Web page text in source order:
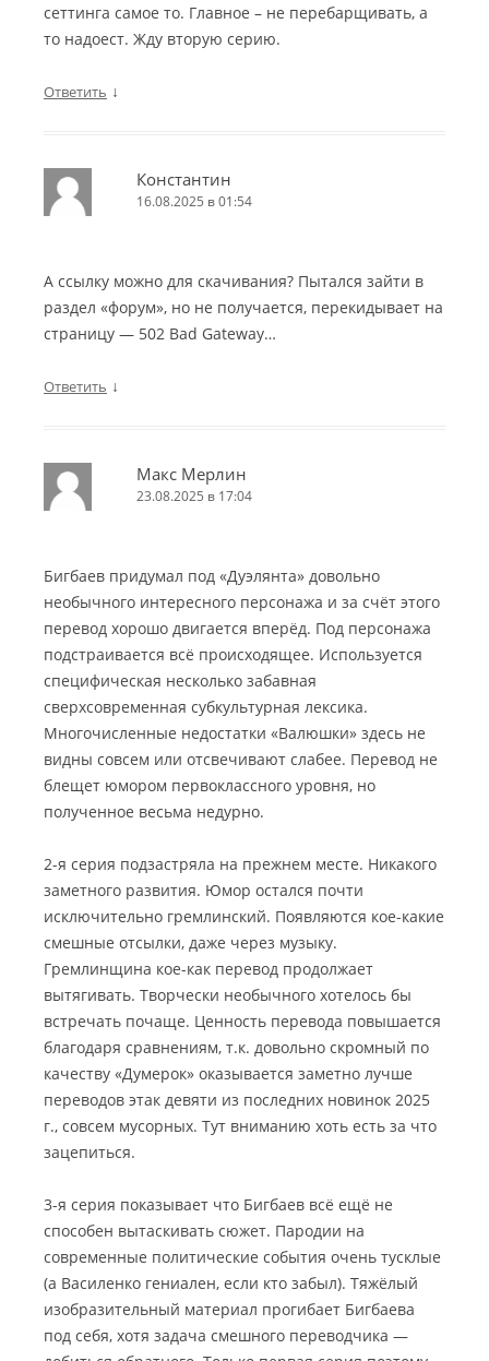
сеттинга самое то. Главное – не перебарщивать, а
то надоест. Жду вторую серию.
Ответить ↓
Константин
16.08.2025 в 01:54
А ссылку можно для скачивания? Пытался зайти в
раздел «форум», но не получается, перекидывает на
страницу — 502 Bad Gateway…
Ответить ↓
Макс Мерлин
23.08.2025 в 17:04
Бигбаев придумал под «Дуэлянта» довольно
необычного интересного персонажа и за счёт этого
перевод хорошо двигается вперёд. Под персонажа
подстраивается всё происходящее. Используется
специфическая несколько забавная
сверхсовременная субкультурная лексика.
Многочисленные недостатки «Валюшки» здесь не
видны совсем или отсвечивают слабее. Перевод не
блещет юмором первоклассного уровня, но
полученное весьма недурно.
2-я серия подзастряла на прежнем месте. Никакого
заметного развития. Юмор остался почти
исключительно гремлинский. Появляются кое-какие
смешные отсылки, даже через музыку.
Гремлинщина кое-как перевод продолжает
вытягивать. Творчески необычного хотелось бы
встречать почаще. Ценность перевода повышается
благодаря сравнениям, т.к. довольно скромный по
качеству «Думерок» оказывается заметно лучше
переводов этак девяти из последних новинок 2025
г., совсем мусорных. Тут вниманию хоть есть за что
зацепиться.
3-я серия показывает что Бигбаев всё ещё не
способен вытаскивать сюжет. Пародии на
современные политические события очень тусклые
(а Василенко гениален, если кто забыл). Тяжёлый
изобразительный материал прогибает Бигбаева
под себя, хотя задача смешного переводчика —